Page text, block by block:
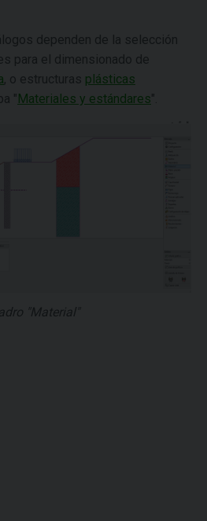
dependen de la selección
para el dimensionado de
, o estructuras plásticas
"Materiales y estándares".
"Material"